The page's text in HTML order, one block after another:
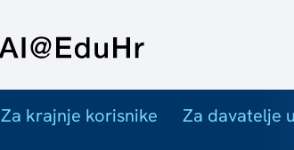
Za krajnje korisnike Za davatelje